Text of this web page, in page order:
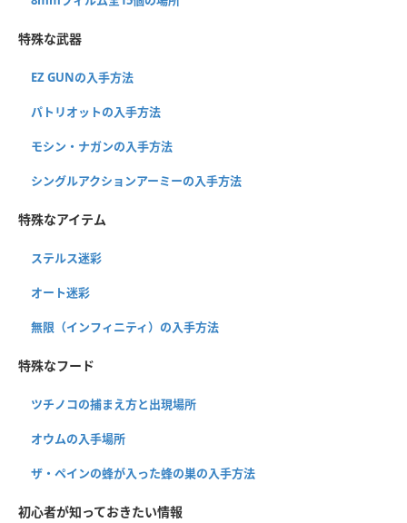
特殊な武器
EZ GUNの入手方法
パトリオットの入手方法
モシン・ナガンの入手方法
シングルアクションアーミーの入手方法
特殊なアイテム
ステルス迷彩
オート迷彩
無限（インフィニティ）の入手方法
特殊なフード
ツチノコの捕まえ方と出現場所
オウムの入手場所
ザ・ペインの蜂が入った蜂の巣の入手方法
初心者が知っておきたい情報